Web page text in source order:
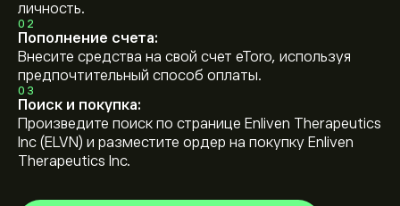
личность.
02
Пополнение счета:
Внесите средства на свой счет eToro, используя
предпочтительный способ оплаты.
03
Поиск и покупка:
Произведите поиск по странице Enliven Therapeutics
Inc (ELVN) и разместите ордер на покупку Enliven
Therapeutics Inc.